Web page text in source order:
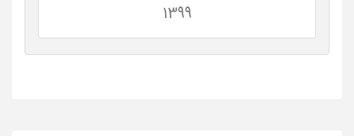
1399